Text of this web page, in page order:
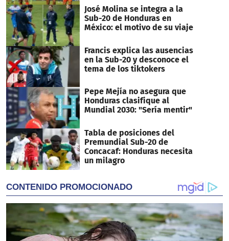
José Molina se integra a la
Sub-20 de Honduras en
México: el motivo de su viaje
Francis explica las ausencias
en la Sub-20 y desconoce el
tema de los tiktokers
Pepe Mejía no asegura que
Honduras clasifique al
Mundial 2030: "Sería mentir"
Tabla de posiciones del
Premundial Sub-20 de
Concacaf: Honduras necesita
un milagro